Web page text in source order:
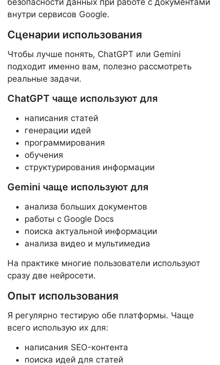
внутри сервисов Google.
Сценарии использования
Чтобы лучше понять, ChatGPT или Gemini
подходит именно вам, полезно рассмотреть
реальные задачи.
ChatGPT чаще используют для
написания статей
генерации идей
программирования
обучения
структурирования информации
Gemini чаще используют для
анализа больших документов
работы с Google Docs
поиска актуальной информации
анализа видео и мультимедиа
На практике многие пользователи используют
сразу две нейросети.
Опыт использования
Я регулярно тестирую обе платформы. Чаще
всего использую их для:
написания SEO-контента
поиска идей для статей